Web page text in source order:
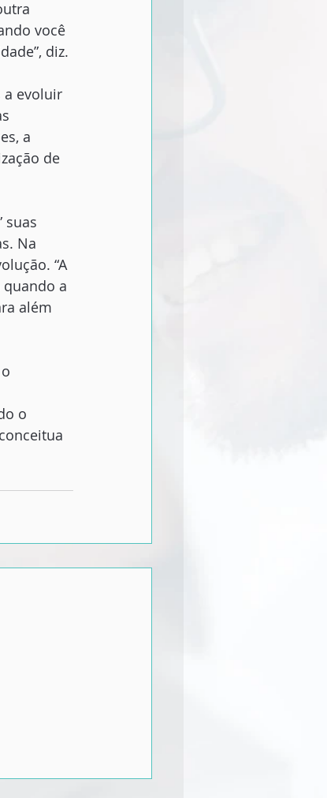
você
diz.
a evoluir
a
de
suas
Na
“A
a
além
o